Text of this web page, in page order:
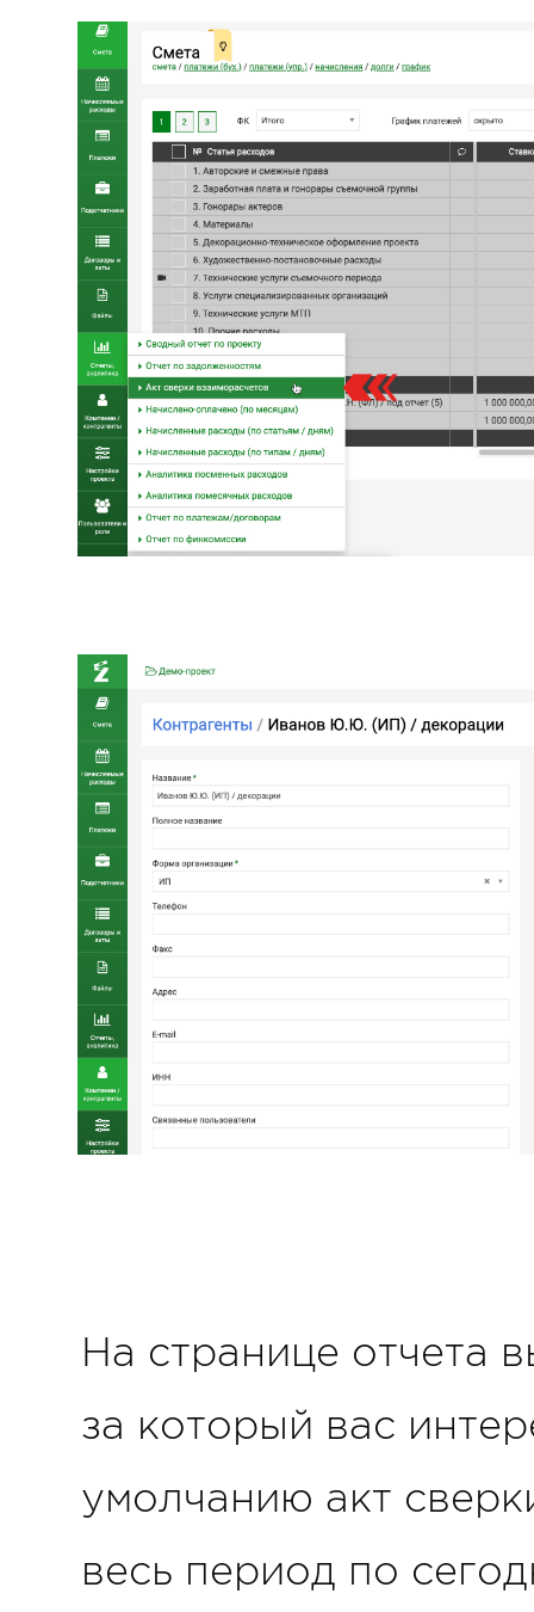
На странице отчета
за который вас
умолчанию акт
весь период по